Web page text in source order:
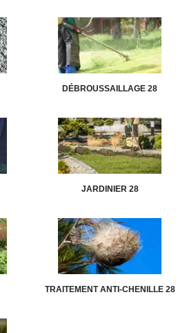
DÉBROUSSAILLAGE 28
JARDINIER 28
TRAITEMENT ANTI-CHENILLE 28